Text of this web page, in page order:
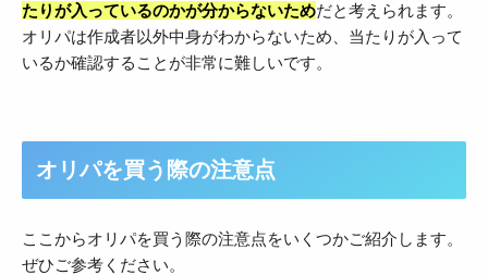
たりが入っているのかが分からないためだと考えられます。
オリパは作成者以外中身がわからないため、当たりが入って
いるか確認することが非常に難しいです。
オリパを買う際の注意点
ここからオリパを買う際の注意点をいくつかご紹介します。
ぜひご参考ください。